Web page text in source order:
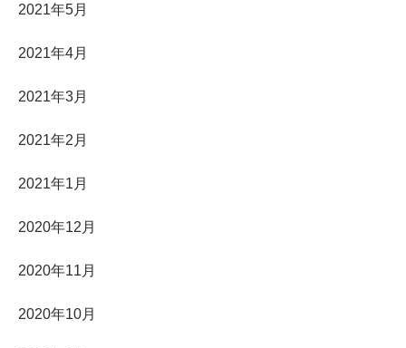
2021年5月
2021年4月
2021年3月
2021年2月
2021年1月
2020年12月
2020年11月
2020年10月